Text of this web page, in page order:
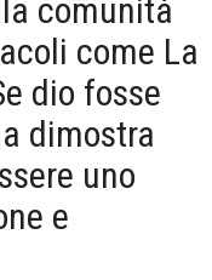
comunità
come La
dio fosse
dimostra
uno
e